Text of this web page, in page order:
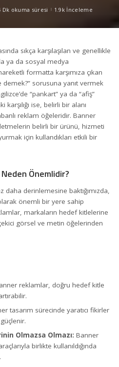
Dk okuma süresi 1.9k İnceleme
sıkça karşılaşılan ve genellikle
ya da sosyal medya
formatta karşımıza çıkan
sorusuna yanıt vermek
“pankart” ya da “afiş”
ise, belirli bir alanı
reklam öğeleridir. Banner
belirli bir ürünü, hizmeti
için kullandıkları etkili bir
Önemlidir?
daha derinlemesine baktığımızda,
önemli bir yere sahip
markaların hedef kitlelerine
görsel ve metin öğelerinden
reklamlar, doğru hedef kitle
tasarım sürecinde yaratıcı fikirler
Olmazsa Olmazı: Banner
birlikte kullanıldığında